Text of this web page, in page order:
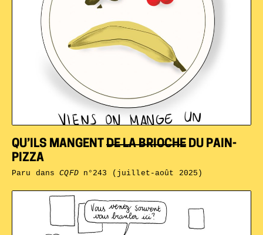
QU’ILS MANGENT DE LA BRIOCHE DU PAIN-
PIZZA
Paru dansCQFDn°243 (juillet-août 2025)